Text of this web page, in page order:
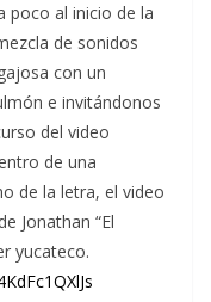
poco al inicio de la
de sonidos
con un
e invitándonos
del video
de una
de la letra, el video
Jonathan “El
yucateco.